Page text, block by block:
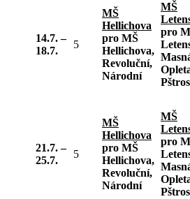
14.7. –
18.7.
5
MŠ
Hellichova
pro MŠ
Hellichova,
Revoluční,
Národní
MŠ
pro
21.7. –
25.7.
5
MŠ
Hellichova
pro MŠ
Hellichova,
Revoluční,
Národní
MŠ
pro